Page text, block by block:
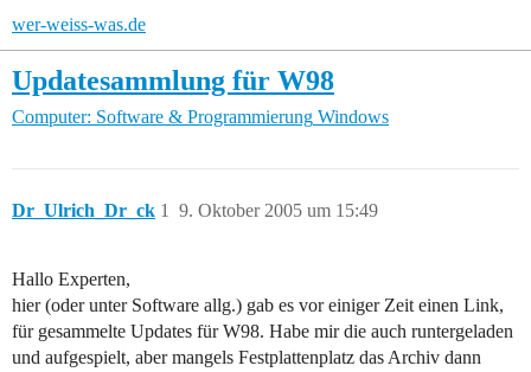
wer-weiss-was.de
Updatesammlung für W98
Computer: Software & Programmierung Windows
Dr_Ulrich_Dr_ck 9. Oktober 2005 um 15:49
1
Hallo Experten,
hier (oder unter Software allg.) gab es vor einiger Zeit einen Link,
für gesammelte Updates für W98. Habe mir die auch runtergeladen
und aufgespielt, aber mangels Festplattenplatz das Archiv dann